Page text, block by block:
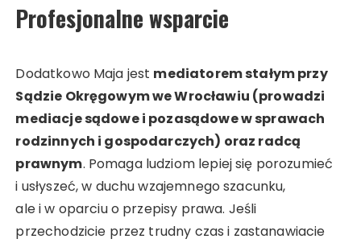
Profesjonalne wsparcie
Dodatkowo Maja jest mediatorem stałym przy
Sądzie Okręgowym we Wrocławiu (prowadzi
mediacje sądowe i pozasądowe w sprawach
rodzinnych i gospodarczych) oraz radcą
prawnym. Pomaga ludziom lepiej się porozumieć
i usłyszeć, w duchu wzajemnego szacunku,
ale i w oparciu o przepisy prawa. Jeśli
przechodzicie przez trudny czas i zastanawiacie